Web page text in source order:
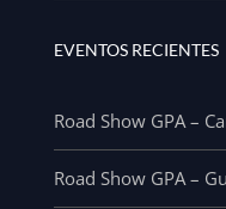
EVENTOS RECIENTES
Road Show GPA –
Road Show GPA –